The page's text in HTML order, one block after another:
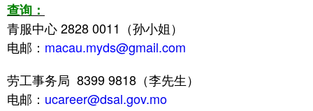
查询：
青服中心 2828 0011（孙小姐）
电邮： macau.myds@gmail.com
劳工事务局 8399 9818（李先生）
电邮： ucareer@dsal.gov.mo